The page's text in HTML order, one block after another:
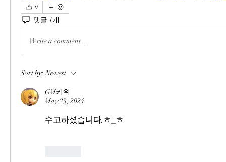
0
댓글 1개
Write a comment...
Sort by: Newest
GM키위
May 23, 2024
수고하셨습니다.ㅎ_ㅎ